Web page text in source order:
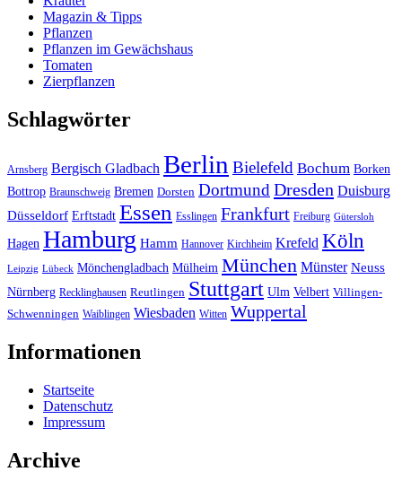
Magazin & Tipps
Pflanzen
Pflanzen im Gewächshaus
Tomaten
Zierpflanzen
Schlagwörter
Arnsberg Bergisch Gladbach Berlin Bielefeld Bochum Borken
Bottrop Braunschweig Bremen Dorsten Dortmund Dresden Duisburg
Düsseldorf Erftstadt Essen Esslingen Frankfurt Freiburg Gütersloh
Hagen Hamburg Hamm Hannover Kirchheim Krefeld Köln
Leipzig Lübeck Mönchengladbach Mülheim München Münster Neuss
Nürnberg Recklinghausen Reutlingen Stuttgart Ulm Velbert Villingen-
Schwenningen Waiblingen Wiesbaden Witten Wuppertal
Informationen
Startseite
Datenschutz
Impressum
Archive